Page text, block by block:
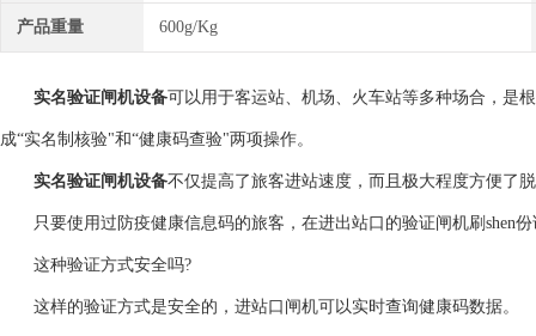
产品重量 600g/Kg
实名验证闸机设备可以用于客运站、机场、火车站等多种场合，是
成“实名制核验"和“健康码查验"两项操作。
实名验证闸机设备不仅提高了旅客进站速度，而且极大程度方便了
只要使用过防疫健康信息码的旅客，在进出站口的验证闸机刷shen
这种验证方式安全吗?
这样的验证方式是安全的，进站口闸机可以实时查询健康码数据。